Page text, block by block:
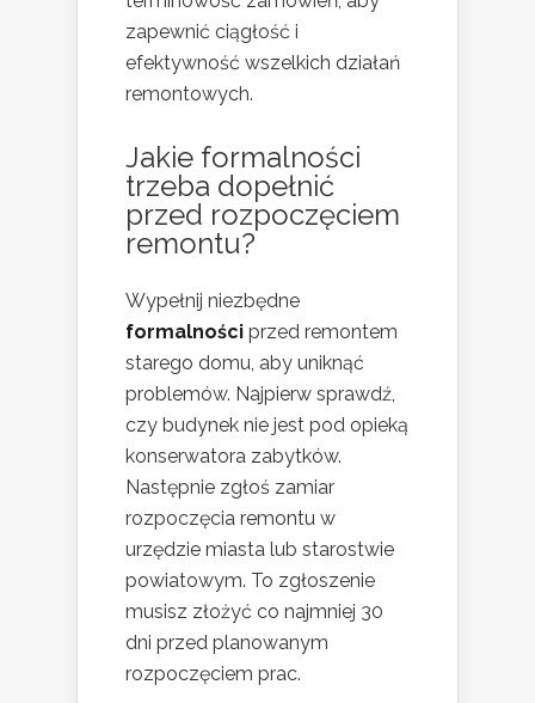
zapewnić ciągłość i
efektywność wszelkich działań
remontowych.
Jakie formalności
trzeba dopełnić
przed rozpoczęciem
remontu?
Wypełnij niezbędne
formalności przed remontem
starego domu, aby uniknąć
problemów. Najpierw sprawdź,
czy budynek nie jest pod opieką
konserwatora zabytków.
Następnie zgłoś zamiar
rozpoczęcia remontu w
urzędzie miasta lub starostwie
powiatowym. To zgłoszenie
musisz złożyć co najmniej 30
dni przed planowanym
rozpoczęciem prac.